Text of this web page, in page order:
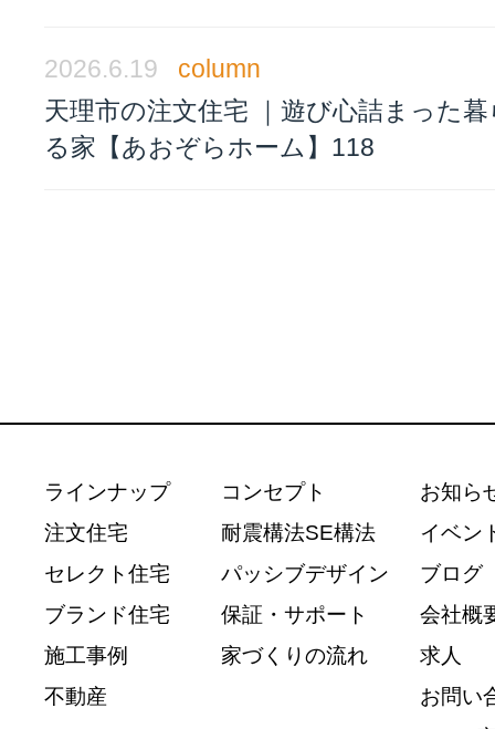
2026.6.19
column
天理市の注文住宅 ｜遊び心詰まった
る家【あおぞらホーム】118
ラインナップ
注文住宅
セレクト住宅
ブランド住宅
施工事例
不動産
コンセプト
耐震構法SE構法
パッシブデザイン
保証・サポート
家づくりの流れ
お知ら
イベン
ブログ
会社概
求人
お問い